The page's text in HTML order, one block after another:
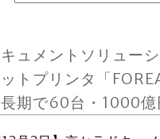
ュメントソリュー
トプリンタ「
期で60台・1000億